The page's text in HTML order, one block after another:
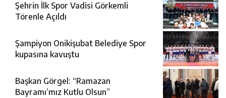
Şehrin İlk Spor Vadisi Görkemli
Törenle Açıldı
Şampiyon Onikişubat Belediye Spor
kupasına kavuştu
Başkan Görgel: “Ramazan
Bayramı’mız Kutlu Olsun”